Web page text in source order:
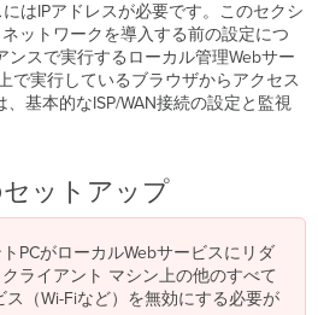
はIPアドレスが必要です。このセクシ
ットワークを導入する前の設定につ
ンスで実行するローカル管理Webサー
で実行しているブラウザからアクセス
、基本的なISP/WAN接続の設定と監視
ットアップ
PCがローカルWebサービスにリダ
ライアント マシン上の他のすべて
（Wi-Fiなど）を無効にする必要が